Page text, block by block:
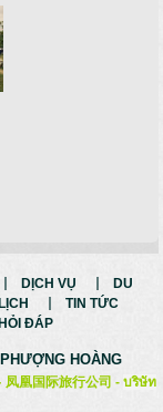
DỊCH VỤ
DU
TIN TỨC
ĐÁP
HOÀNG
凤凰国际旅行公司 - บริษัท